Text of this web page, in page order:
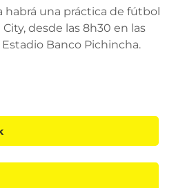
habrá una práctica de fútbol
desde las 8h30 en las
Banco Pichincha.